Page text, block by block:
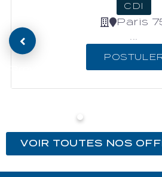
Previous
CDI
Paris
VOIR TOUTES NOS